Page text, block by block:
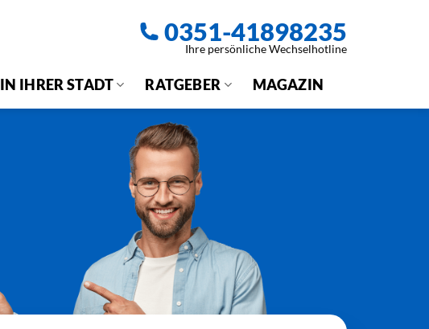
0351-41898235
Ihre persönliche Wechselhotline
IN IHRER STADT RATGEBER MAGAZIN